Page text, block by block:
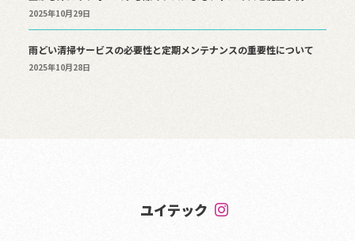
2025年10月29日
雨どい清掃サービスの必要性と定期メンテナンスの重要性について
2025年10月28日
ユイテック